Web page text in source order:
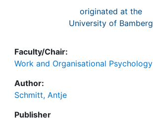
originated at the
University of Bamberg
Faculty/Chair:
Work and Organisational Psychology
Author:
Schmitt, Antje
Publisher